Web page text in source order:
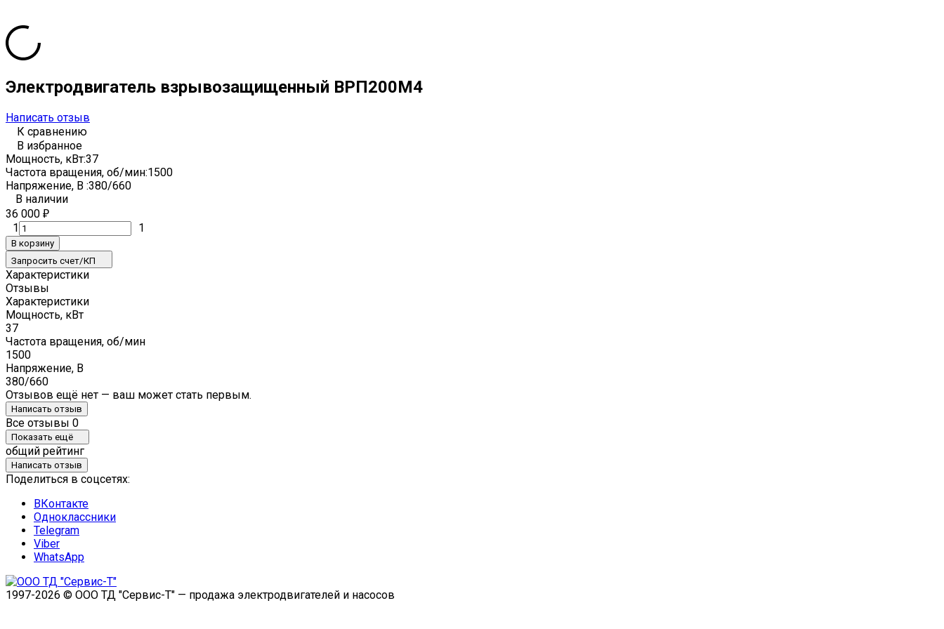
Электродвигатель взрывозащищенный ВРП200М4
Написать отзыв
К сравнению
В избранное
Мощность, кВт:37
Частота вращения, об/мин:1500
Напряжение, В :380/660
В наличии
36 000 ₽
1 1
В корзину
Запросить счет/КП
Характеристики
Отзывы
Характеристики
Мощность, кВт
37
Частота вращения, об/мин
1500
Напряжение, В
380/660
Отзывов ещё нет — ваш может стать первым.
Написать отзыв
Все отзывы 0
Показать ещё
общий рейтинг
Написать отзыв
Поделиться в соцсетях:
ВКонтакте
Одноклассники
Telegram
Viber
WhatsApp
1997-2026 © ООО ТД "Сервис-Т" — продажа электродвигателей и насосов